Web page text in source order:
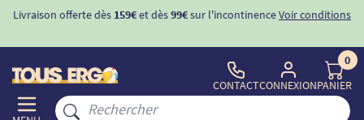
Livraison offerte dès 159€et dès99€sur l'incontinenceVoir conditions
CONTACTCONNEXION
0
PANIER